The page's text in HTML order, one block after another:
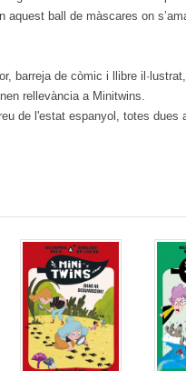
aquest ball de màscares on
barreja de còmic i llibre
rellevància a Minitwins.
de l'estat espanyol, totes dues